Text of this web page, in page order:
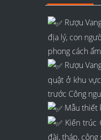
Rượu
địa lý, con
phong cách
Rượu
quật ở khu
trước Công
Mẫu thiết
Kiến trúc
đài, tháp,